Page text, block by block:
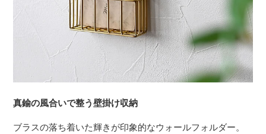
真鍮の風合いで整う壁掛け収納
ブラスの落ち着いた輝きが印象的なウォールフォルダー。